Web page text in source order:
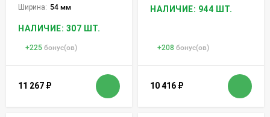
Ширина: 54 мм
НАЛИЧИЕ: 307 ШТ.
+225 бонус(ов)
11 267 ₽
НАЛИЧИЕ: 944 ШТ.
+208 бонус(ов)
10 416 ₽